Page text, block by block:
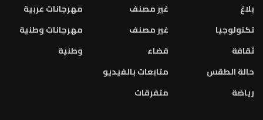
بلاغ
تكنولوجيا
ثقافة
حالة الطقس
رياضة
غير مصنف
غير مصنف
قضاء
متابعات بالفيديو
متفرقات
مهرجانات عربية
مهرجانات وطنية
وطنية